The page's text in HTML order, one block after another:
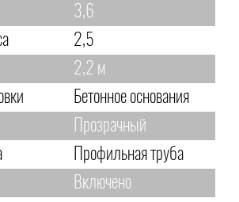
3,6
2,5
2,2 м
Бетонное основания
Прозрачный
Профильная труба
Включено